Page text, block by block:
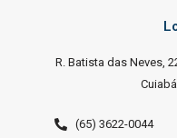
R. Batista das Neves,
(65) 3622-0044